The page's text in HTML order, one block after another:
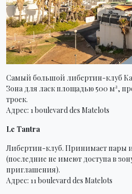
Самый большой либертин-клуб
Зона для ласк площадью 500 м²,
троек.
Адрес: 1 boulevard des Matelots
Le Tantra
Либертин-клуб. Принимает пары
(последние не имеют доступа в
приглашения).
Адрес: 11 boulevard des Matelots